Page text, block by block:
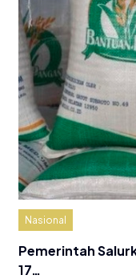
Nasional
Pemerintah
17…